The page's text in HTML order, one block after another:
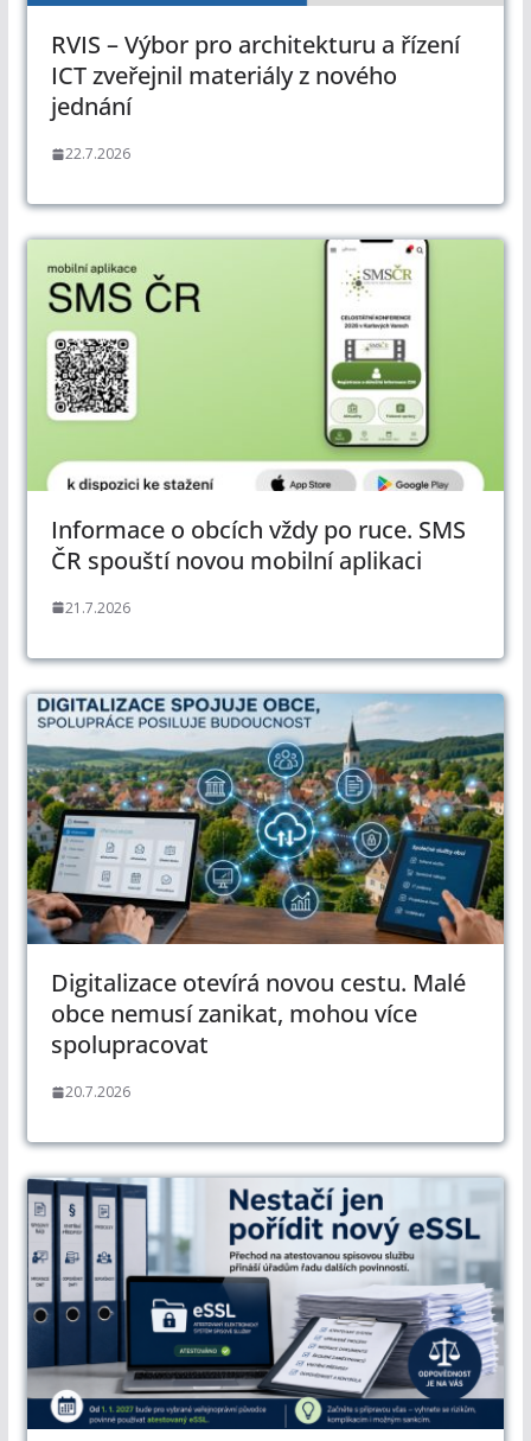
RVIS – Výbor pro architekturu a řízení
ICT zveřejnil materiály z nového
jednání
22.7.2026
Informace o obcích vždy po ruce. SMS
ČR spouští novou mobilní aplikaci
21.7.2026
Digitalizace otevírá novou cestu. Malé
obce nemusí zanikat, mohou více
spolupracovat
20.7.2026